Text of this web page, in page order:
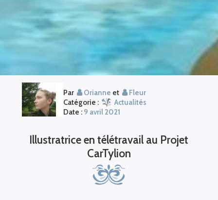
Par Orianne et
Fleur
Catégorie :
Actualités
Date : 9 avril 2021
Illustratrice en télétravail au Projet
CarTylion